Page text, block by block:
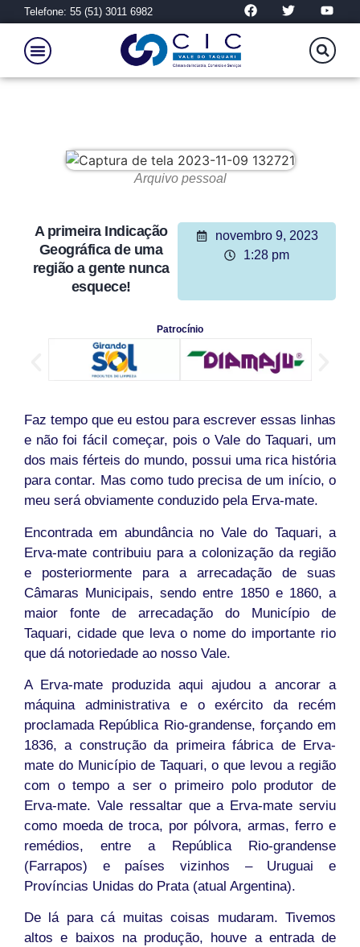
Telefone: 55 (51) 3011 6982
Arquivo pessoal
A primeira Indicação
Geográfica de uma
região a gente nunca
esquece!
novembro 9, 2023
1:28 pm
Patrocínio
Faz tempo que eu estou para escrever essas linhas
e não foi fácil começar, pois o Vale do Taquari, um
dos mais férteis do mundo, possui uma rica história
para contar. Mas como tudo precisa de um início, o
meu será obviamente conduzido pela Erva-mate.
Encontrada em abundância no Vale do Taquari, a
Erva-mate contribuiu para a colonização da região
e posteriormente para a arrecadação de suas
Câmaras Municipais, sendo entre 1850 e 1860, a
maior fonte de arrecadação do Município de
Taquari, cidade que leva o nome do importante rio
que dá notoriedade ao nosso Vale.
A Erva-mate produzida aqui ajudou a ancorar a
máquina administrativa e o exército da recém
proclamada República Rio-grandense, forçando em
1836, a construção da primeira fábrica de Erva-
mate do Município de Taquari, o que levou a região
com o tempo a ser o primeiro polo produtor de
Erva-mate. Vale ressaltar que a Erva-mate serviu
como moeda de troca, por pólvora, armas, ferro e
remédios, entre a República Rio-grandense
(Farrapos) e países vizinhos – Uruguai e
Províncias Unidas do Prata (atual Argentina).
De lá para cá muitas coisas mudaram. Tivemos
altos e baixos na produção, houve a entrada de